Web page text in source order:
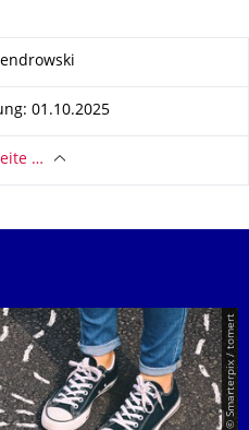
01.10.2025
…
© Smarterpix / tomert